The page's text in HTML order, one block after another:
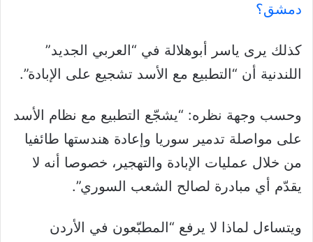
دمشق؟
كذلك يرى ياسر أبوهلالة في “العربي الجديد”
اللندنية أن “التطبيع مع الأسد تشجيع على الإبادة”.
وحسب وجهة نظره: “يشجّع التطبيع مع نظام الأسد
على مواصلة تدمير سوريا وإعادة هندستها طائفيا
من خلال عمليات الإبادة والتهجير، خصوصا أنه لا
يقدّم أي مبادرة لصالح الشعب السوري”.
ويتساءل لماذا لا يرفع “المطبّعون في الأردن